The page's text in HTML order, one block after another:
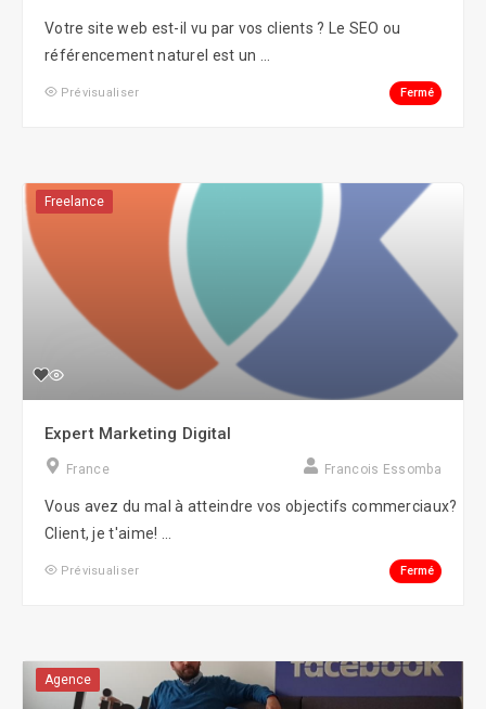
Votre site web est-il vu par vos clients ? Le SEO ou
référencement naturel est un ...
Prévisualiser Fermé
Freelance
Expert Marketing Digital
France Francois Essomba
Vous avez du mal à atteindre vos objectifs commerciaux?
Client, je t'aime! ...
Prévisualiser Fermé
Agence